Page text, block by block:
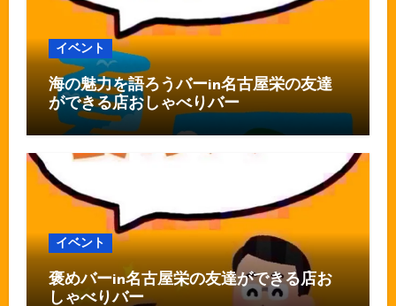
イベント
海の魅力を語ろうバーin名古屋栄の友達
ができる店おしゃべりバー
イベント
褒めバーin名古屋栄の友達ができる店お
しゃべりバー